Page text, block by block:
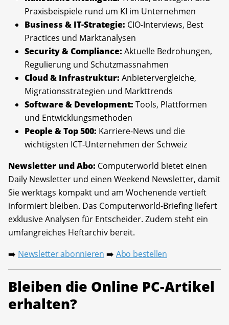
Praxisbeispiele rund um KI im Unternehmen
Business & IT-Strategie: CIO-Interviews, Best
Practices und Marktanalysen
Security & Compliance: Aktuelle Bedrohungen,
Regulierung und Schutzmassnahmen
Cloud & Infrastruktur: Anbietervergleiche,
Migrationsstrategien und Markttrends
Software & Development: Tools, Plattformen
und Entwicklungsmethoden
People & Top 500: Karriere-News und die
wichtigsten ICT-Unternehmen der Schweiz
Newsletter und Abo: Computerworld bietet einen
Daily Newsletter und einen Weekend Newsletter, damit
Sie werktags kompakt und am Wochenende vertieft
informiert bleiben. Das Computerworld-Briefing liefert
exklusive Analysen für Entscheider. Zudem steht ein
umfangreiches Heftarchiv bereit.
➡️ Newsletter abonnieren ➡️ Abo bestellen
Bleiben die Online PC-Artikel
erhalten?